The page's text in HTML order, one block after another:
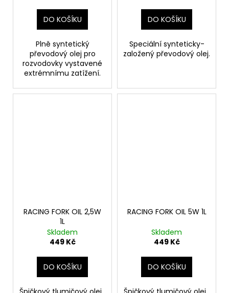
DO KOŠÍKU
Plně syntetický
převodový olej pro
rozvodovky vystavené
extrémnímu zatížení.
DO KOŠÍKU
Speciální synteticky-
založený převodový olej.
RACING FORK OIL 2,5W
1L
Skladem
449 Kč
DO KOŠÍKU
RACING FORK OIL 5W 1L
Skladem
449 Kč
DO KOŠÍKU